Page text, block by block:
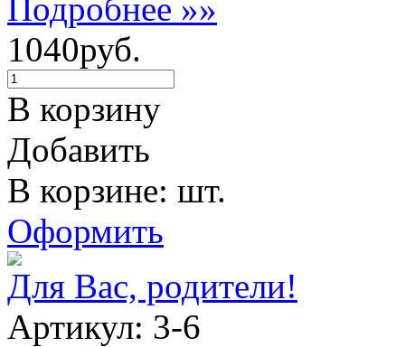
Подробнее »»
1040руб.
В корзину
Добавить
В корзине: шт.
Оформить
Для Вас, родители!
Артикул: 3-6